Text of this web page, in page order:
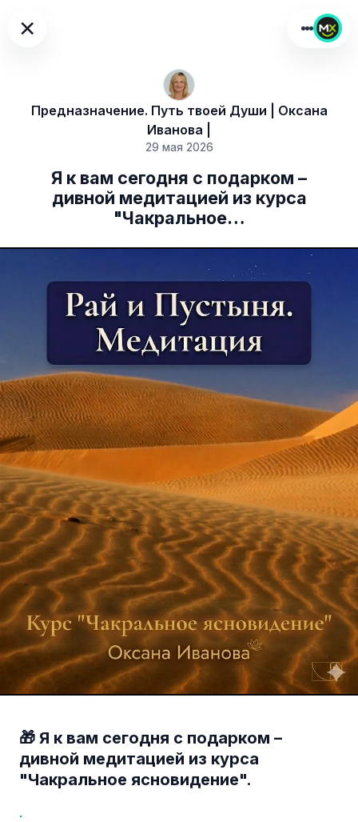
×
Предназначение. Путь твоей Души | Оксана
Иванова |
29 мая 2026
Я к вам сегодня с подарком –
дивной медитацией из курса
"Чакральное…
🎁 Я к вам сегодня с подарком –
дивной медитацией из курса
"Чакральное ясновидение".
.